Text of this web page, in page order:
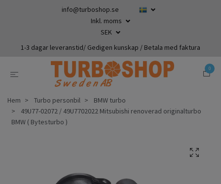
info@turboshop.se
Inkl. moms
SEK
1-3 dagar leveranstid/ Gedigen kunskap / Betala med faktura
0
Hem Turbo personbil
BMW turbo
49U77-02072 / 49U7702022 Mitsubishi renoverad originalturbo
BMW ( Bytesturbo )